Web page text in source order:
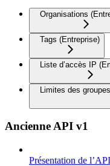
Organisations
Tags (Entreprise)
Liste d’accès IP
Limites des
Ancienne API v1
Présentation de